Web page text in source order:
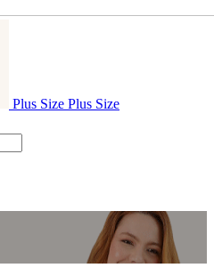
Plus Size Plus Size